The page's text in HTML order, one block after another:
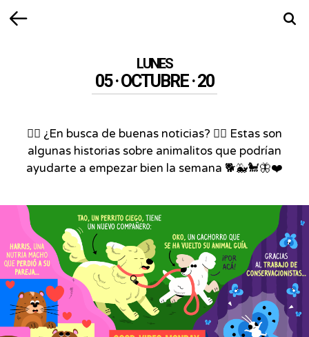
LUNES
05 · OCTUBRE · 20
💆‍♀️ ¿En busca de buenas noticias? 💆‍♂️ Estas son
algunas historias sobre animalitos que podrían
ayudarte a empezar bien la semana 🐕🐳🐩🦋❤️